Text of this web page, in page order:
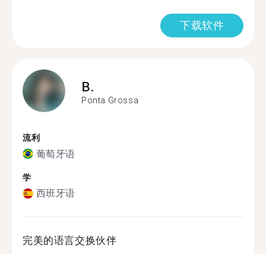
下载软件
B.
Ponta Grossa
流利
葡萄牙语
学
西班牙语
完美的语言交换伙伴